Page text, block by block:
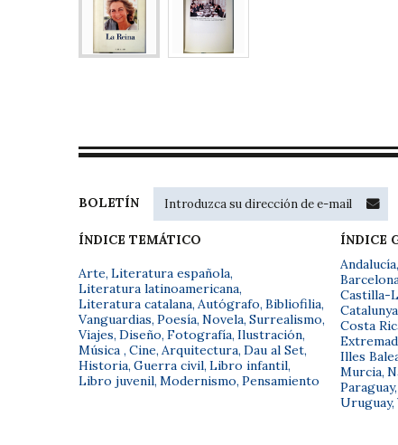
BOLETÍN
ÍNDICE TEMÁTICO
Arte, Literatura española,
Literatura latinoamericana,
Literatura catalana, Autógrafo, Bibliofilia,
Vanguardias, Poesía, Novela, Surrealismo,
Viajes, Diseño, Fotografía, Ilustración,
Música , Cine, Arquitectura, Dau al Set,
Historia, Guerra civil, Libro infantil,
Libro juvenil, Modernismo, Pensamiento
ÍNDICE
Andalucía,
Castilla-
Catalunya
Costa
Illes
Murcia,
Paraguay,
Uruguay,